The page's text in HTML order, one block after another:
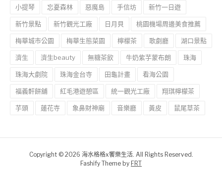
小提琴 忘憂森林 惡魔島 手信坊 新竹一日遊
新竹景點 新竹觀光工廠 日月貝 桃園機場周邊美食推薦
梅華城市公園 梅華生態菜園 檸檬茶 歌劇廳 湖口景點
濟生 濟生beauty 無糖茶飲 牛奶紫芋蒙布朗 珠海
珠海大劇院 珠海金台寺 田龜計畫 看海公園
福義軒餅舖 紅毛港遊憩區 統一觀光工廠 翔琪檸檬茶
芋頭 蓮花寺 象鼻財神廟 音樂廳 黃皮 鼠尾草茶
Copyright © 2026 海水格格x饗樂生活. All Rights Reserved.
Fashify Theme by FRT